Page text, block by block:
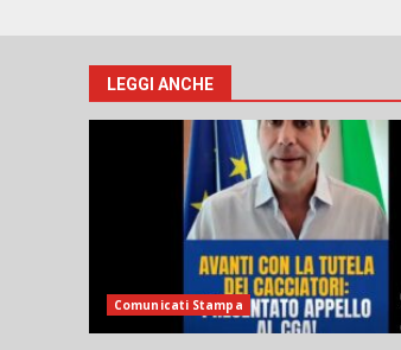
LEGGI ANCHE
Comunicati Stampa